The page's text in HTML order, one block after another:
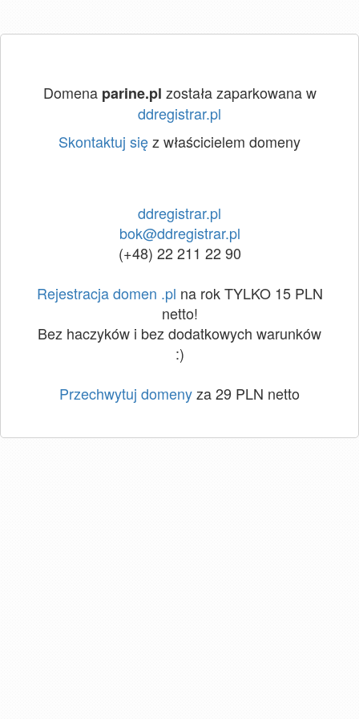
Domena parine.pl została zaparkowana w
ddregistrar.pl
Skontaktuj sięz właścicielem domeny
ddregistrar.pl
bok@ddregistrar.pl
(+48) 22 211 22 90
Rejestracja domen .pl na rok TYLKO 15 PLN
netto!
Bez haczyków i bez dodatkowych warunków
:)
Przechwytuj domenyza 29 PLN netto